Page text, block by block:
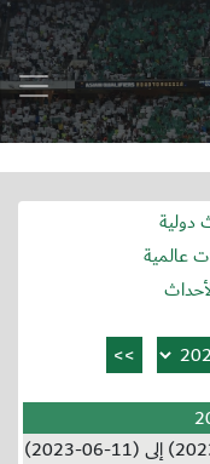
دولية
عالمية